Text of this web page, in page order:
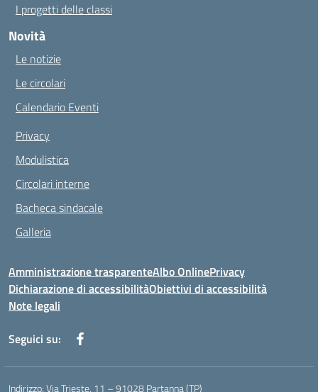
I progetti delle classi
Novità
Le notizie
Le circolari
Calendario Eventi
Privacy
Modulistica
Circolari interne
Bacheca sindacale
Galleria
Amministrazione trasparenteAlbo OnlinePrivacy
Dichiarazione di accessibilitàObiettivi di accessibilità
Note legali
Seguici su:
Indirizzo:Via Trieste, 11 – 91028 Partanna (TP)